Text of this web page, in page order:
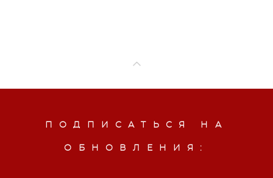
ПОДПИСАТЬСЯ НА
ОБНОВЛЕНИЯ: